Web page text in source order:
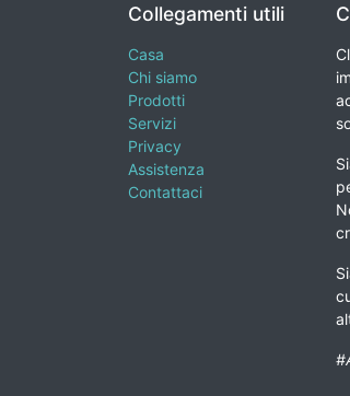
Collegamenti utili
Casa
Chi siamo
Prodotti
Servizi
Privacy
Assistenza
Contattaci